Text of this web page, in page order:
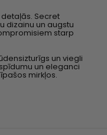
Secret
dizainu un augstu
starp
un viegli
un eleganci
mirkļos.